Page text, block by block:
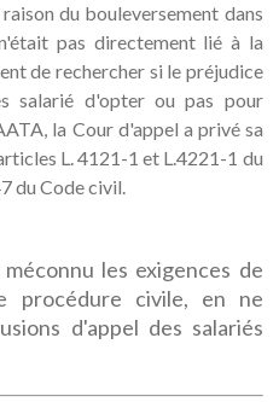
du bouleversement dans
pas directement lié à la
de rechercher si le préjudice
salarié d'opter ou pas pour
la Cour d'appel a privé sa
L. 4121-1 et L.4221-1 du
du Code civil.
les exigences de
procédure civile, en ne
d'appel des salariés